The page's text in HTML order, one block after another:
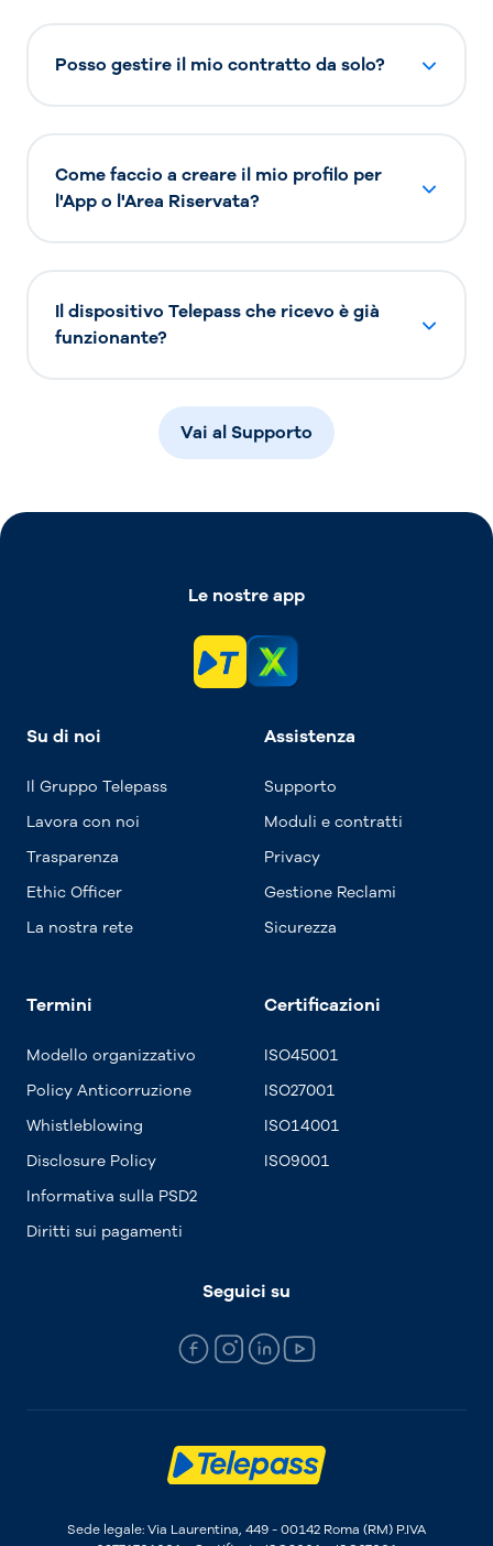
Posso gestire il mio contratto da solo?
Come faccio a creare il mio profilo per
l'App o l'Area Riservata?
Il dispositivo Telepass che ricevo è già
funzionante?
Vai al Supporto
Le nostre app
Su di noi
Il Gruppo Telepass
Lavora con noi
Trasparenza
Ethic Officer
La nostra rete
Assistenza
Supporto
Moduli e contratti
Privacy
Gestione Reclami
Sicurezza
Termini
Modello organizzativo
Policy Anticorruzione
Whistleblowing
Disclosure Policy
Informativa sulla PSD2
Diritti sui pagamenti
Certificazioni
ISO45001
ISO27001
ISO14001
ISO9001
Seguici su
Sede legale: Via Laurentina, 449 - 00142 Roma (RM) P.IVA